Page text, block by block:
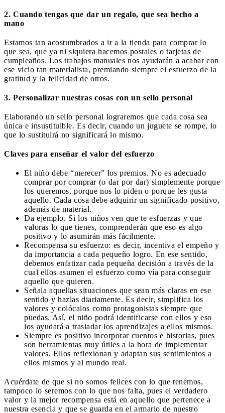
2. Cuando tengas que dar un regalo, que sea hecho a
mano
Estamos tan acostumbrados a ir a la tienda para comprar lo
que sea, que ya ni siquiera hacemos postales o tarjetas de
cumpleaños. Los trabajos manuales nos ayudarán a acabar con
ese vicio tan materialista, premiando siempre el esfuerzo de la
gratitud y la felicidad de otros.
3. Personalizar nuestras cosas con un sello personal
Elaborando un sello personal lograremos que cada cosa sea
única e insustituible. Es decir, cuando un juguete se rompe, lo
que lo sustituirá no significará lo mismo.
Claves para enseñar el valor del esfuerzo
El niño debe “merecer” los premios. No es adecuado
comprar por comprar (o dar por dar) simplemente porque
los queremos, porque nos lo piden o porque les gusta
aquello. Cada cosa debe adquirir un significado positivo,
además de material.
Da ejemplo. Si los niños ven que te esfuerzas y que
valoras lo que tienes, comprenderán que eso es algo
positivo y lo asumirán más fácilmente.
Recompensa su esfuerzo: es decir, incentiva el empeño y
da importancia a cada pequeño logro. En ese sentido,
debemos enfatizar cada pequeña decisión a través de la
cual ellos asumen el esfuerzo como vía para conseguir
aquello que quieren.
Señala aquellas situaciones que sean más claras en ese
sentido y hazlas diariamente. Es decir, simplifica los
valores y colócalos como protagonistas siempre que
puedas. Así, el niño podrá identificarse con ellos y eso
los ayudará a trasladar los aprendizajes a ellos mismos.
Siempre es positivo incorporar cuentos e historias, pues
son herramientas muy útiles a la hora de implementar
valores. Ellos reflexionan y adaptan sus sentimientos a
ellos mismos y al mundo real.
Acuérdate de que si no somos felices con lo que tenemos,
tampoco lo seremos con lo que nos falta, pues el verdadero
valor y la mejor recompensa está en aquello que pertenece a
nuestra esencia y que se guarda en el armario de nuestro